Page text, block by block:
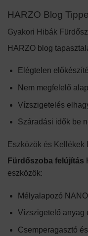
HARZO Blog
Gyakori Hibák
HARZO blog
Elégtelen
Nem megfelelő
Vízszigetelés
Száradási idők be
Eszközök és Kellékek
Fürdőszoba felújítás
eszközök:
Mélyalapozó
Vízszigetelő anyag
Csemperagasztó